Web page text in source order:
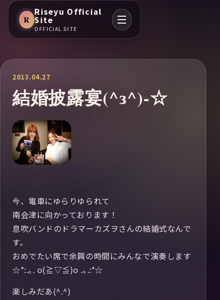
R
Riseyu Official
Site
OFFICIAL SITE
2013.04.27
結婚披露宴(^з^)-☆
今、電車にゆらりゆられて
南会津に向かっております！
息吹バンドのドラマーカズヲさんの結婚式なんで
す。
おめでたい席で余興の時間にみんなで演奏します
☆*:.｡. o(≧▽≦)o .｡.:*☆
楽しみだあ(^.^)